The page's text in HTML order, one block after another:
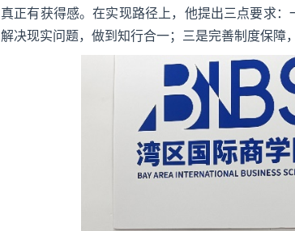
真正有获得感。在实现路径上，他提出三点要求
解决现实问题，做到知行合一；三是完善制度保障